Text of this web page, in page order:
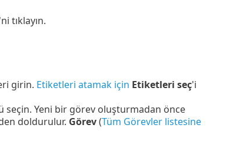
'ni tıklayın.
girin. Etiketleri atamak için Etiketleri seç'i
seçin. Yeni bir görev oluşturmadan önce
doldurulur. Görev(Tüm Görevler listesine